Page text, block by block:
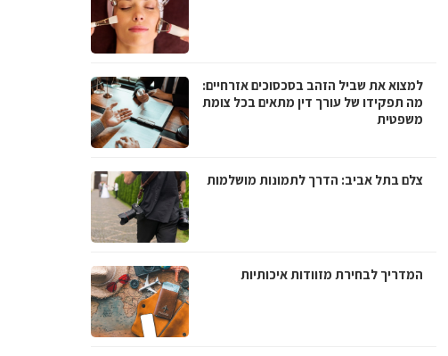
למצוא את שביל הזהב בסכסוכים אזרחיים:
מה תפקידו של עורך דין מתאים בכל צומת
משפטית
צלם בתל אביב: הדרך לתמונות מושלמות
המדריך לבחירת מזוודות איכותיות